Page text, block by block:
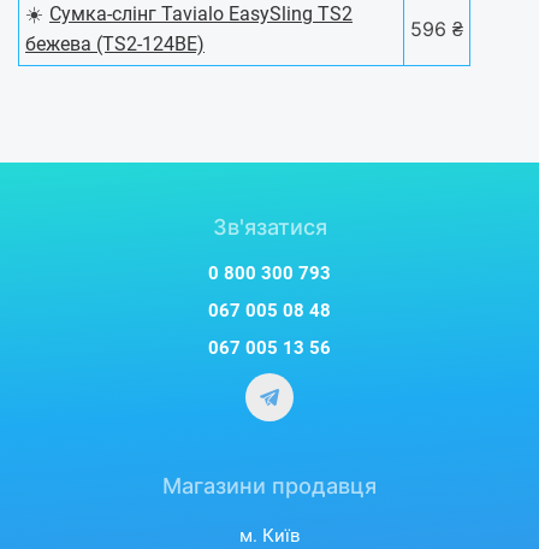
☀️ Сумка-слінг Tavialo EasySling TS2
бежева (TS2-124BE)
596 ₴
Зв'язатися
0 800 300 793
067 005 08 48
067 005 13 56
Магазини продавця
м. Київ